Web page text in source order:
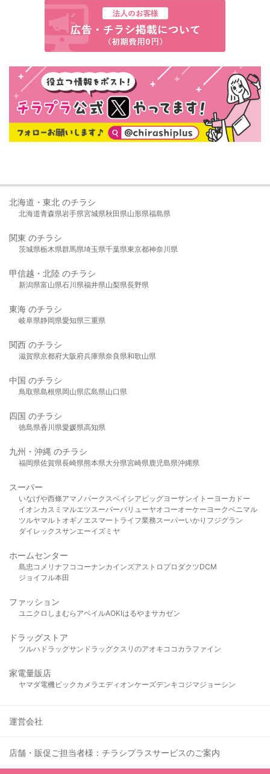
北海道・東北 のチラシ
北海道青森県岩手県宮城県秋田県山形県福島県
関東 のチラシ
茨城県栃木県群馬県埼玉県千葉県東京都神奈川県
甲信越・北陸 のチラシ
新潟県富山県石川県福井県山梨県長野県
東海 のチラシ
岐阜県静岡県愛知県三重県
関西 のチラシ
滋賀県京都府大阪府兵庫県奈良県和歌山県
中国 のチラシ
鳥取県島根県岡山県広島県山口県
四国 のチラシ
徳島県香川県愛媛県高知県
九州・沖縄 のチラシ
福岡県佐賀県長崎県熊本県大分県宮崎県鹿児島県沖縄県
スーパー
いなげや西條アマノパークスベイシア ビッグヨーサンイトーヨーカドー
イオンカスミ マルエツスーパーバリューヤオコーオーケー ヨークベニマル
ツルヤマルト オギノ エスマート ライフ業務スーパーいかり フジグラン
ダイレックスサンエーイズミヤ
ホームセンター
島忠 コメリ ナフコ コーナンカインズアストロプロダクツDCM
ジョイフル本田
ファッション
ユニクロ しまむら アベイルAOKIはるやま サカゼン
ドラッグストア
ツルハドラッグサンドラッグクスリのアオキ ココカラファイン
家電量販店
ヤマダ電機ビックカメラ エディオンケーズデンキ コジマジョーシン
運営会社
店舗・販促ご担当者様：チラシプラスサービスのご案内